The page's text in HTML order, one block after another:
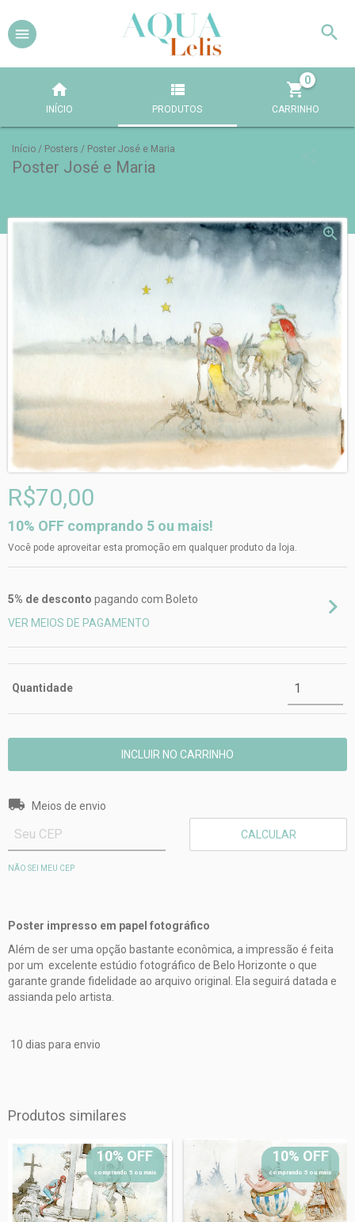
INÍCIO PRODUTOS CARRINHO
0
Início / Posters / Poster José e Maria
Poster José e Maria
R$70,00
10% OFF comprando 5 ou mais!
Você pode aproveitar esta promoção em qualquer produto da loja.
5% de desconto pagando com Boleto
VER MEIOS DE PAGAMENTO
Quantidade
Entregas para o CEP:
Meios de envio
CALCULAR
NÃO SEI MEU CEP
Poster impresso em papel fotográfico
Além de ser uma opção bastante econômica, a impressão é feita
por um excelente estúdio fotográfico de Belo Horizonte o que
garante grande fidelidade ao arquivo original. Ela seguirá datada e
assianda pelo artista.
10 dias para envio
Produtos similares
10% OFF
comprando 5 ou mais
10% OFF
comprando 5 ou mais